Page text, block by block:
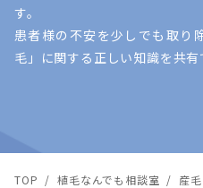
す。
患者様の不安を少しでも取り
⽑」に関する正しい知識を共有
TOP / 植毛なんでも相談室 / 産